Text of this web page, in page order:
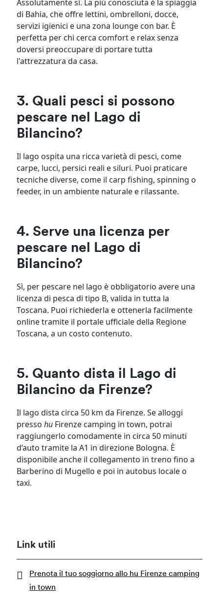
Assolutamente sì. La più conosciuta è la spiaggia
di Bahia, che offre lettini, ombrelloni, docce,
servizi igienici e una zona lounge con bar. È
perfetta per chi cerca comfort e relax senza
doversi preoccupare di portare tutta
l'attrezzatura da casa.
3. Quali pesci si possono
pescare nel Lago di
Bilancino?
Il lago ospita una ricca varietà di pesci, come
carpe, lucci, persici reali e siluri. Puoi praticare
tecniche diverse, come il carp fishing, spinning o
feeder, in un ambiente naturale e rilassante.
4. Serve una licenza per
pescare nel Lago di
Bilancino?
Sì, per pescare nel lago è obbligatorio avere una
licenza di pesca di tipo B, valida in tutta la
Toscana. Puoi richiederla e ottenerla facilmente
online tramite il portale ufficiale della Regione
Toscana, a un costo contenuto.
5. Quanto dista il Lago di
Bilancino da Firenze?
Il lago dista circa 50 km da Firenze. Se alloggi
pressohu Firenze camping in town, potrai
raggiungerlo comodamente in circa 50 minuti
d’auto tramite la A1 in direzione Bologna. È
disponibile anche il collegamento in treno fino a
Barberino di Mugello e poi in autobus locale o
taxi.
Link utili
Prenota il tuo soggiorno allo hu Firenze camping
in town